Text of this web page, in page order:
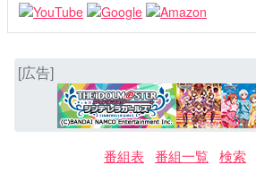
[広告]
番組表 番組一覧 検索